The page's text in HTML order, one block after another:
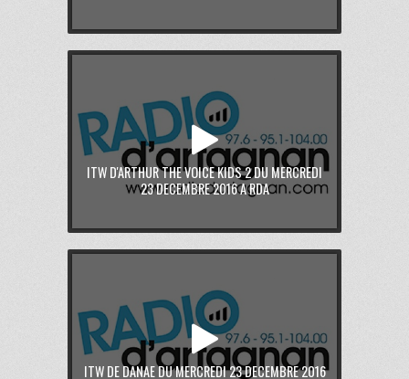
ITW D'ARTHUR THE VOICE KIDS 2 DU MERCREDI
23 DECEMBRE 2016 A RDA
ITW DE DANAE DU MERCREDI 23 DECEMBRE 2016